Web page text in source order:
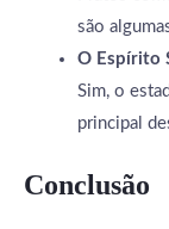
são
O Espírito
Sim, o
principal
Conclusão